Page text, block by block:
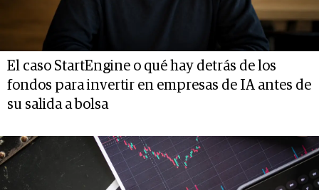
El caso StartEngine o qué hay detrás de los
fondos para invertir en empresas de IA antes de
su salida a bolsa